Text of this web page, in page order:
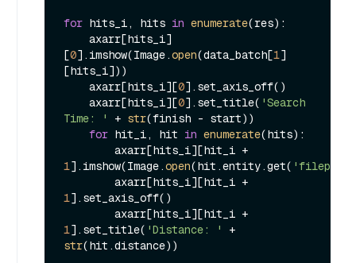
for hits_i, hits in enumerate(res):
[0].imshow(Image.open(data_batch[1]
[hits_i]))
    axarr[hits_i][
0].set_axis_off()
    axarr[hits_i][
0].set_title( 'Search
Time: '
+ str(finish - start))
for hit_i, hit in enumerate(hits):
1].imshow(Image.open(hit.entity.get( 'filepath'
1].set_axis_off()
1].set_title( 'Distance: '
str(hit.distance))